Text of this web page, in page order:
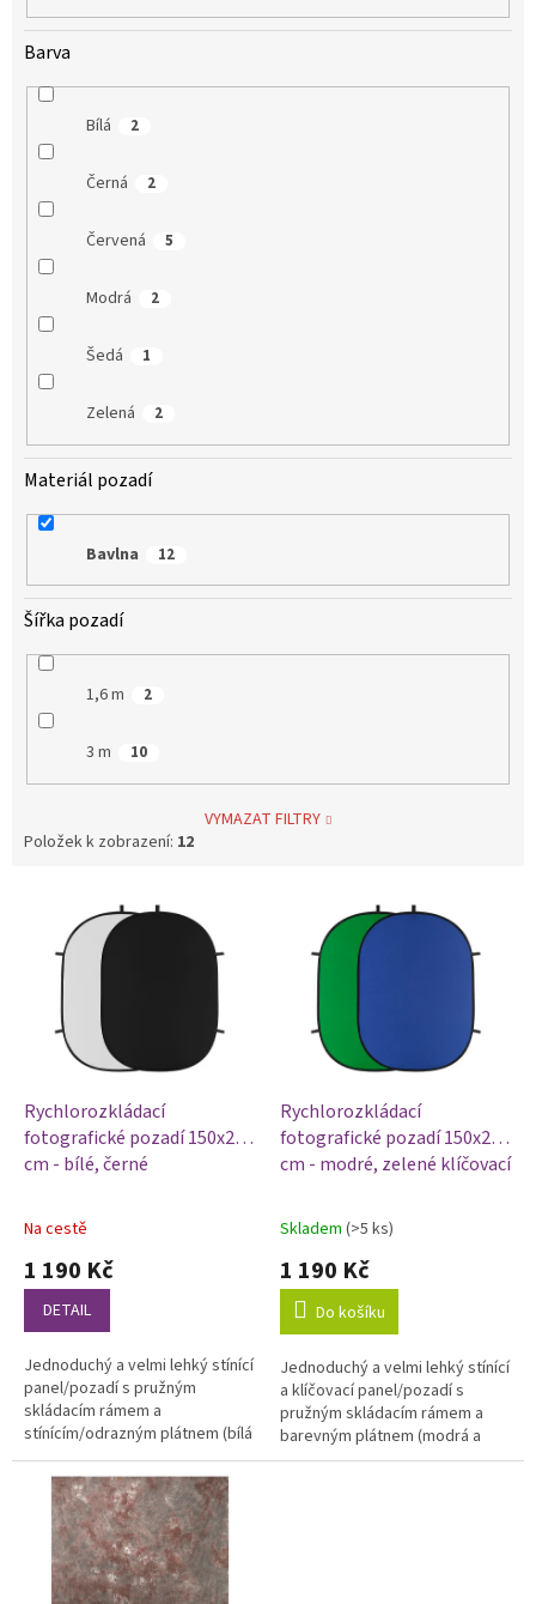
Barva
Bílá 2
Černá 2
Červená 5
Modrá 2
Šedá 1
Zelená 2
Materiál pozadí
Bavlna 12
Šířka pozadí
1,6 m 2
3 m 10
VYMAZAT FILTRY
Položek k zobrazení: 12
Rychlorozkládací
fotografické pozadí 150x200
cm - bílé, černé
Průměrné
produktu
4,8
5
hvězdiček.
Na cestě
1 190 Kč
DETAIL
Jednoduchý a velmi lehký stínící
panel/pozadí s pružným
skládacím rámem a
stínícím/odrazným plátnem (bílá
a černá strana), vhodný pro
použití s držákem odrazné
desky nebo lze...
Rychlorozkládací
fotografické pozadí 150x200
cm - modré, zelené klíčovací
Průměrné
produktu
4,5
5
hvězdiček.
Skladem (>5 ks)
1 190 Kč
Do košíku
Jednoduchý a velmi lehký stínící
a klíčovací panel/pozadí s
pružným skládacím rámem a
barevným plátnem (modrá a
zelená strana), vhodný pro